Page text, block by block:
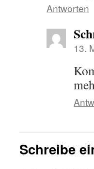
Antworten
13.
Schreibe